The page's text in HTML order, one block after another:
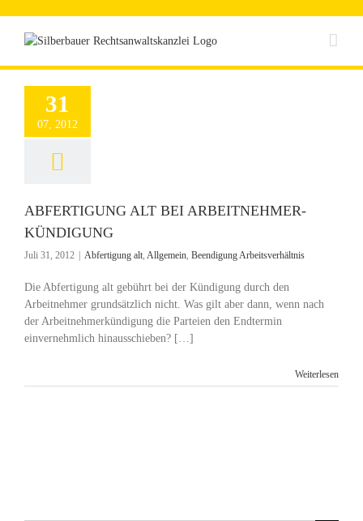
springen
31
07, 2012
ABFERTIGUNG ALT BEI ARBEITNEHMER-
KÜNDIGUNG
Juli 31, 2012 Abfertigung alt, Allgemein, Beendigung Arbeitsverhältnis
Die Abfertigung alt gebührt bei der Kündigung durch den
Arbeitnehmer grundsätzlich nicht. Was gilt aber dann, wenn nach
der Arbeitnehmerkündigung die Parteien den Endtermin
einvernehmlich hinausschieben? […]
Weiterlesen